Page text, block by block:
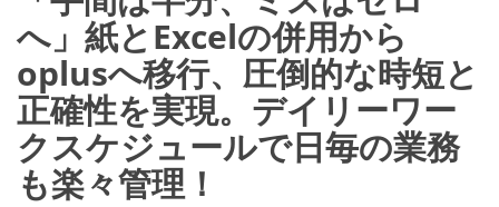
へ」紙とExcelの併用から
oplusへ移行、圧倒的な時短と
正確性を実現。デイリーワー
クスケジュールで日毎の業務
も楽々管理！